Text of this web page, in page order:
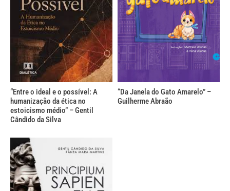
“Entre o ideal e o possível: A
humanização da ética no
estoicismo médio” – Gentil
Cândido da Silva
“Da Janela do Gato Amarelo” –
Guilherme Abraão